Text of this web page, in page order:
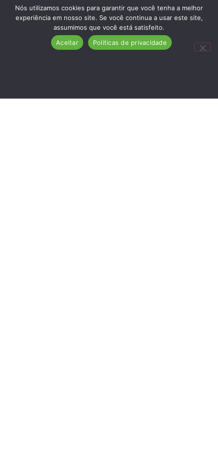
Nós utilizamos cookies para garantir que você tenha a melhor
experiência em nosso site. Se você continua a usar este site,
assumimos que você está satisfeito.
Aceitar
Políticas de privacidade